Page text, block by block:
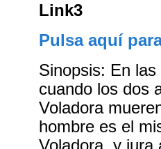
Link3
Pulsa aquí
Sinopsis: En
cuando los dos
Voladora
hombre es el
Voladora, y jura